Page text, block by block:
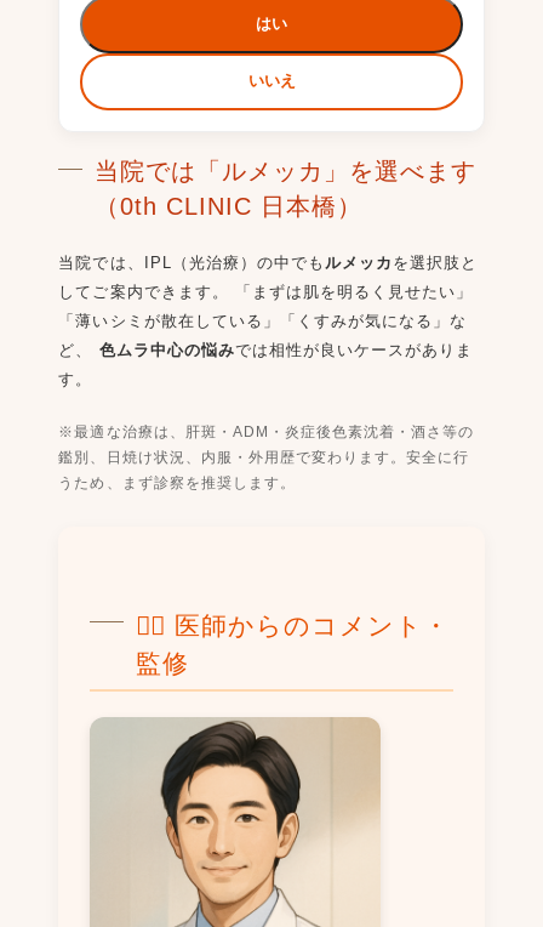
はい
いいえ
当院では「ルメッカ」を選べます
（0th CLINIC 日本橋）
当院では、IPL（光治療）の中でも ルメッカ を選択肢と
してご案内できます。 「まずは肌を明るく見せたい」
「薄いシミが散在している」「くすみが気になる」な
ど、 色ムラ中心の悩みでは相性が良いケースがありま
す。
※最適な治療は、肝斑・ADM・炎症後色素沈着・酒さ等の
鑑別、日焼け状況、内服・外用歴で変わります。安全に行
うため、まず診察を推奨します。
👨‍⚕️ 医師からのコメント・
監修